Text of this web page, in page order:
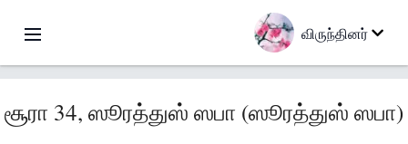
விருந்தினர்
சூரா 34, ஸூரத்துஸ் ஸபா (ஸூரத்துஸ் ஸபா)